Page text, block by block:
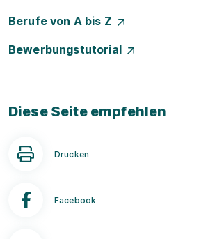
Berufe von A bis Z
Bewerbungstutorial
Diese Seite empfehlen
Drucken
Facebook